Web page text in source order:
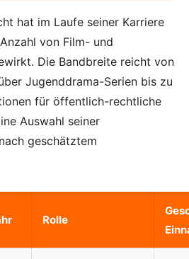
hat im Laufe seiner Karriere
von Film- und
Die Bandbreite reicht von
Jugenddrama-Serien bis zu
für öffentlich-rechtliche
Auswahl seiner
geschätztem
Rolle